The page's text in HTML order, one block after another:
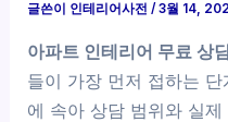
글쓴이 인테리어사전/3월 14,
아파트 인테리어 무료 상
들이 가장 먼저 접하는
에 속아 상담 범위와 실